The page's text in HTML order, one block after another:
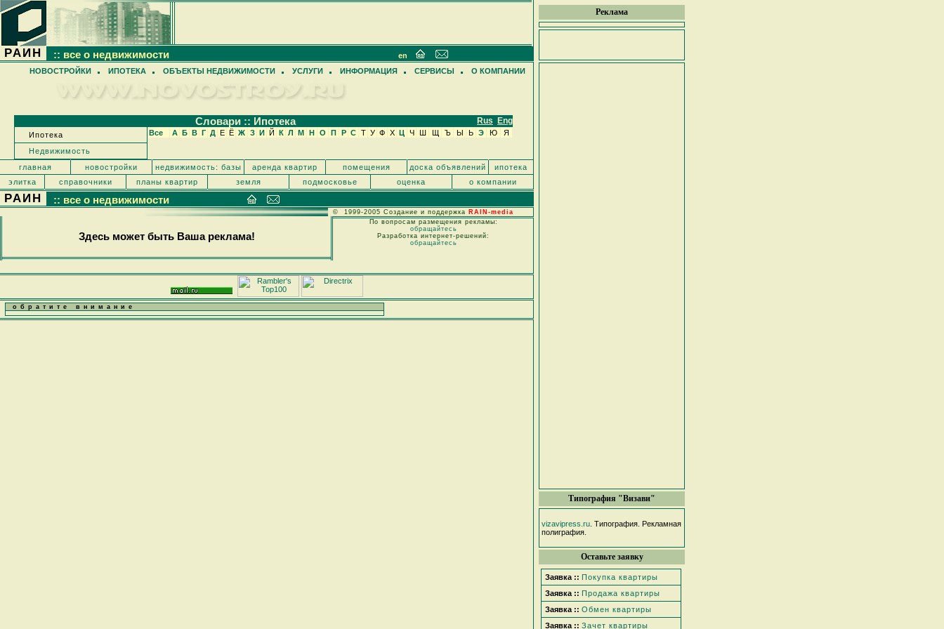
Реклама
Типография "Визави"
vizavipress.ru . Типография. Рекламная
полиграфия.
Оставьте заявку
Заявка :: Покупка квартиры
Заявка :: Продажа квартиры
Заявка :: Обмен квартиры
Заявка :: Зачет квартиры
РАИН :: все о недвижимости
en
НОВОСТРОЙКИ
ИПОТЕКА ОБЪЕКТЫ НЕДВИЖИМОСТИ УСЛУГИ ИНФОРМАЦИЯ СЕРВИСЫ О КОМПАНИИ
Cловари :: Ипотека Rus Eng
Ипотека
Недвижимость
Все А Б В Г Д Е Ё Ж З И Й К Л М Н О П Р С Т У Ф Х Ц Ч Ш Щ Ъ Ы Ь Э Ю Я
главная новостройки недвижимость: базы аренда квартир помещения доска объявлений
ипотека
элитка
справочники планы квартир земля подмосковье оценка о компании
РАИН :: все о недвижимости
© 1999-2005 Создание и поддержка RAIN-media
Здесь может быть Ваша реклама!
По вопросам размещения рекламы:
обращайтесь
Разработка интернет-решений:
обращайтесь
обратите внимание